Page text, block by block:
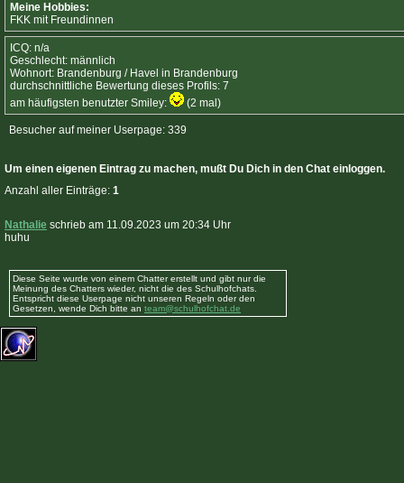
Meine Hobbies:
FKK mit Freundinnen
ICQ: n/a
Geschlecht: männlich
Wohnort: Brandenburg / Havel in Brandenburg
durchschnittliche Bewertung dieses Profils: 7
am häufigsten benutzter Smiley:
(2 mal)
Besucher auf meiner Userpage: 339
Um einen eigenen Eintrag zu machen, mußt Du Dich in den Chat einloggen.
Anzahl aller Einträge: 1
Nathalie schrieb am 11.09.2023 um 20:34 Uhr
huhu
Diese Seite wurde von einem Chatter erstellt und gibt nur die
Meinung des Chatters wieder, nicht die des Schulhofchats.
Entspricht diese Userpage nicht unseren Regeln oder den
Gesetzen, wende Dich bitte an team@schulhofchat.de